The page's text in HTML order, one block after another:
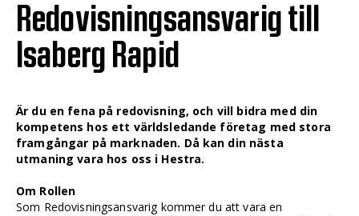
Redovisningsansvarig till
Isaberg Rapid
Är du en fena på redovisning, och vill bidra med din
kompetens hos ett världsledande företag med stora
framgångar på marknaden. Då kan din nästa
utmaning vara hos oss i Hestra.
Om Rollen
Som Redovisningsansvarig kommer du att vara en